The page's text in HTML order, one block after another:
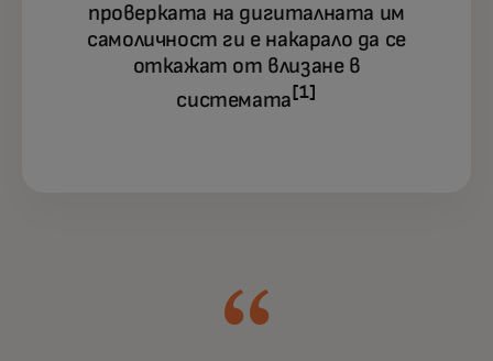
проверката на дигиталната им
самоличност ги е накарало да се
откажат от влизане в
системата [1]